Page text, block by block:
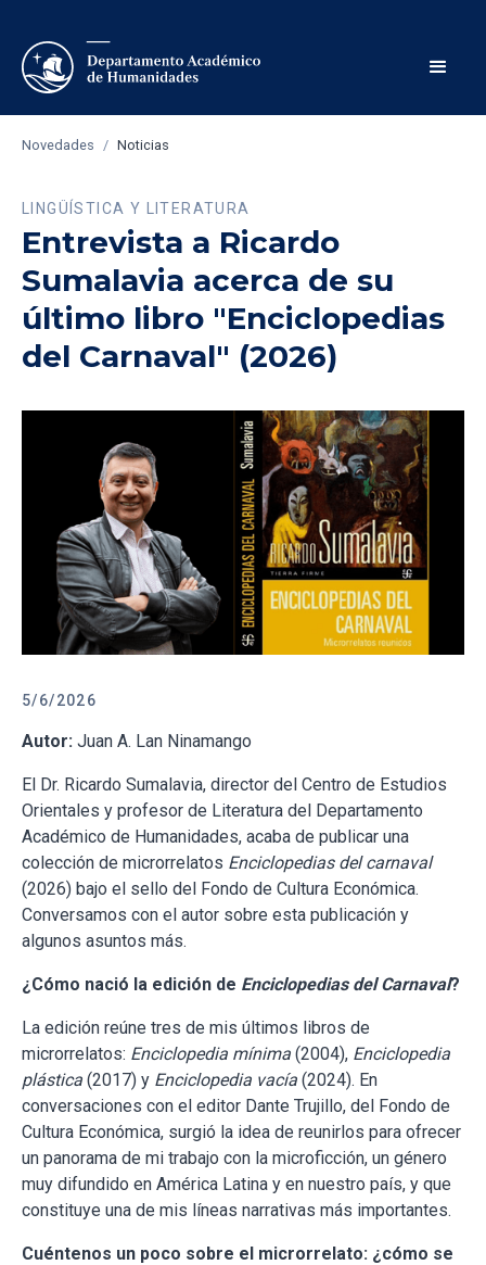
Novedades / Noticias
LINGÜÍSTICA Y LITERATURA
Entrevista a Ricardo
Sumalavia acerca de su
último libro "Enciclopedias
del Carnaval" (2026)
5/6/2026
Autor: Juan A. Lan Ninamango
El Dr. Ricardo Sumalavia, director del Centro de Estudios
Orientales y profesor de Literatura del Departamento
Académico de Humanidades, acaba de publicar una
colección de microrrelatos Enciclopedias del carnaval
(2026) bajo el sello del Fondo de Cultura Económica.
Conversamos con el autor sobre esta publicación y
algunos asuntos más.
¿Cómo nació la edición de Enciclopedias del Carnaval?
La edición reúne tres de mis últimos libros de
microrrelatos: Enciclopedia mínima (2004), Enciclopedia
plástica (2017) y Enciclopedia vacía (2024). En
conversaciones con el editor Dante Trujillo, del Fondo de
Cultura Económica, surgió la idea de reunirlos para ofrecer
un panorama de mi trabajo con la microficción, un género
muy difundido en América Latina y en nuestro país, y que
constituye una de mis líneas narrativas más importantes.
Cuéntenos un poco sobre el microrrelato: ¿cómo se